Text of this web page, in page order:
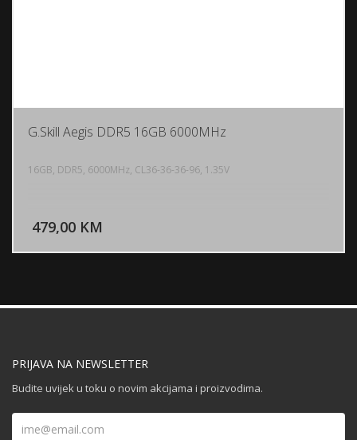
G.Skill Aegis DDR5 16GB 6000MHz
16GB, DDR5, 6000MHz, CL36-36-36-96, 1.35V
479,00 KM
PRIJAVA NA NEWSLETTER
Budite uvijek u toku o novim akcijama i proizvodima.